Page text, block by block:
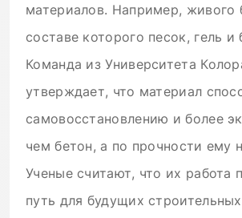
материалов. Например, живого
составе которого песок, гель и
Команда из Университета
утверждает, что материал
самовосстановлению и более
чем бетон, а по прочности ему
Ученые считают, что их работа
путь для будущих строительных